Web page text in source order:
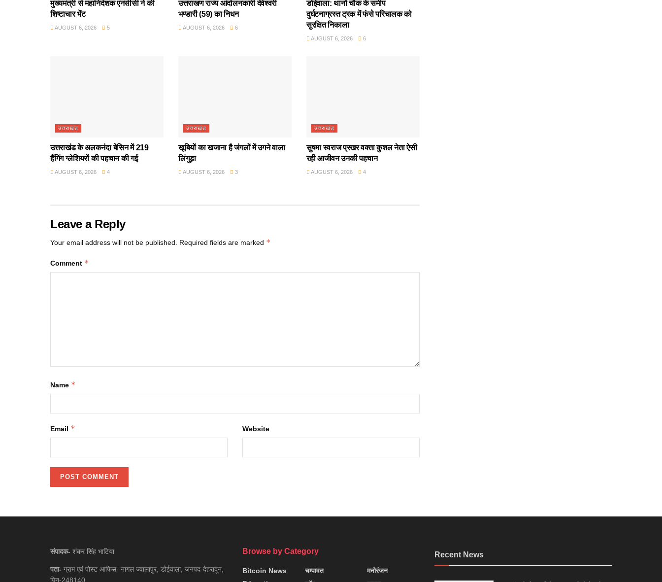
मुख्यमंत्री से महानिदेशक एनसीसी ने की
शिष्टाचार भेंट
AUGUST 6, 2026 5
उत्तराखण राज्य आंदोलनकारी देवेश्वरी
भण्डारी (59) का निधन
AUGUST 6, 2026 6
डोईवाला: थानों चौक के समीप
दुर्घटनाग्रस्त ट्रक में फंसे परिचालक को
सुरक्षित निकाला
AUGUST 6, 2026 6
उत्तराखंड
उत्तराखंड के अलकनंदा बेसिन में 219
हैंगिंग ग्लेशियरों की पहचान की गई
AUGUST 6, 2026 4
उत्तराखंड
खूबियों का खजाना है जंगलों में उगने वाला
लिंगुड़ा
AUGUST 6, 2026 3
उत्तराखंड
सुषमा स्वराज प्रखर वक्ता कुशल नेता ऐसी
रही आजीवन उनकी पहचान
AUGUST 6, 2026 4
Leave a Reply
Your email address will not be published. Required fields are marked *
Comment *
Name *
Email * Website
संपादक- शंकर सिंह भाटिया
पता- ग्राम एवं पोस्ट आफिस- नागल ज्वालापुर, डोईवाला, जनपद-देहरादून,
पिन-248140
Browse by Category
Bitcoin News
चम्पावत
मनोरंजन
Recent News